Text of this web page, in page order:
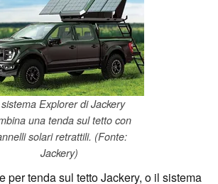
Explorer di Jackery
una tenda sul tetto con
solari retrattili. (Fonte:
Jackery)
per tenda sul tetto Jackery, o il sistema